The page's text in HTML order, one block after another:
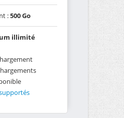
:500 Go
illimité